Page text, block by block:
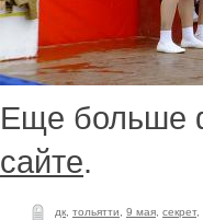
Еще больше
сайте.
дк тольятти 9 мая секрет,